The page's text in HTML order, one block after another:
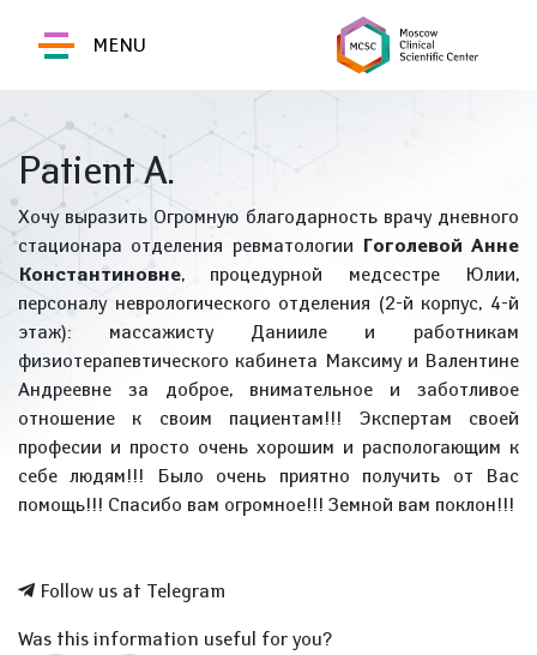
MENU
Patient A.
Хочу выразить Огромную благодарность врачу дневного
стационара отделения ревматологии Гоголевой Анне
Константиновне, процедурной медсестре Юлии,
персоналу неврологического отделения (2-й корпус, 4-й
этаж): массажисту Данииле и работникам
физиотерапевтического кабинета Максиму и Валентине
Андреевне за доброе, внимательное и заботливое
отношение к своим пациентам!!! Экспертам своей
професии и просто очень хорошим и распологающим к
себе людям!!! Было очень приятно получить от Вас
помощь!!! Спасибо вам огромное!!! Земной вам поклон!!!
Follow us at Telegram
Was this information useful for you?